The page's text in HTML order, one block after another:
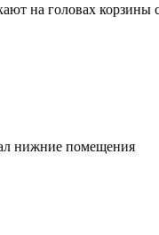
на головах корзины
нижние помещения